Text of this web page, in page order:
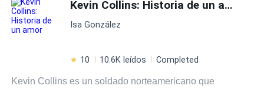
Amor dulce Romance oscuro
Primer Amor CEO
Kevin Collins: Historia de un amor
Isa González
10 10.6K leídos Completed
Kevin Collins es un soldado norteamericano que